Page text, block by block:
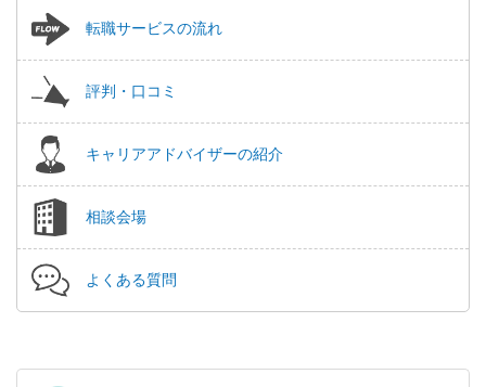
転職サービスの流れ
評判・口コミ
キャリアアドバイザーの紹介
相談会場
よくある質問